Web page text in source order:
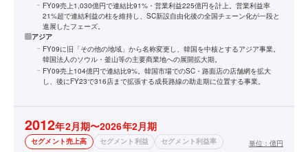
FY09売上1,030億円で連結比91%・営業利益225億円を計上。営業利益率
21%超で連結利益の柱を維持し、SC新設自由化後の全国チェーン化が一段と
進展したフェーズ。
アジア
FY09に旧「その他の地域」から名称変更し、韓国を中核とするアジア事業。
韓国法人のソウル・釜山等の主要商業地への展開拡大期。
FY09売上104億円で連結比9%。韓国市場でのSC・路面店の店舗網を拡大
し、後にFY23で316店まで拡張する成長路線の助走期に位置する事業。
2012年2月期〜2026年2月期
セグメント売上高 セグメント利益 セグメント利益率 単位： 億円